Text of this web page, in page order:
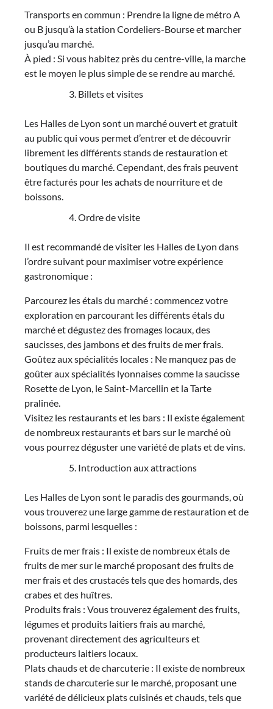
Transports en commun : Prendre la ligne de métro A
ou B jusqu’à la station Cordeliers-Bourse et marcher
jusqu’au marché.
À pied : Si vous habitez près du centre-ville, la marche
est le moyen le plus simple de se rendre au marché.
Billets et visites
Les Halles de Lyon sont un marché ouvert et gratuit
au public qui vous permet d’entrer et de découvrir
librement les différents stands de restauration et
boutiques du marché. Cependant, des frais peuvent
être facturés pour les achats de nourriture et de
boissons.
Ordre de visite
Il est recommandé de visiter les Halles de Lyon dans
l’ordre suivant pour maximiser votre expérience
gastronomique :
Parcourez les étals du marché : commencez votre
exploration en parcourant les différents étals du
marché et dégustez des fromages locaux, des
saucisses, des jambons et des fruits de mer frais.
Goûtez aux spécialités locales : Ne manquez pas de
goûter aux spécialités lyonnaises comme la saucisse
Rosette de Lyon, le Saint-Marcellin et la Tarte
pralinée.
Visitez les restaurants et les bars : Il existe également
de nombreux restaurants et bars sur le marché où
vous pourrez déguster une variété de plats et de vins.
Introduction aux attractions
Les Halles de Lyon sont le paradis des gourmands, où
vous trouverez une large gamme de restauration et de
boissons, parmi lesquelles :
Fruits de mer frais : Il existe de nombreux étals de
fruits de mer sur le marché proposant des fruits de
mer frais et des crustacés tels que des homards, des
crabes et des huîtres.
Produits frais : Vous trouverez également des fruits,
légumes et produits laitiers frais au marché,
provenant directement des agriculteurs et
producteurs laitiers locaux.
Plats chauds et de charcuterie : Il existe de nombreux
stands de charcuterie sur le marché, proposant une
variété de délicieux plats cuisinés et chauds, tels que